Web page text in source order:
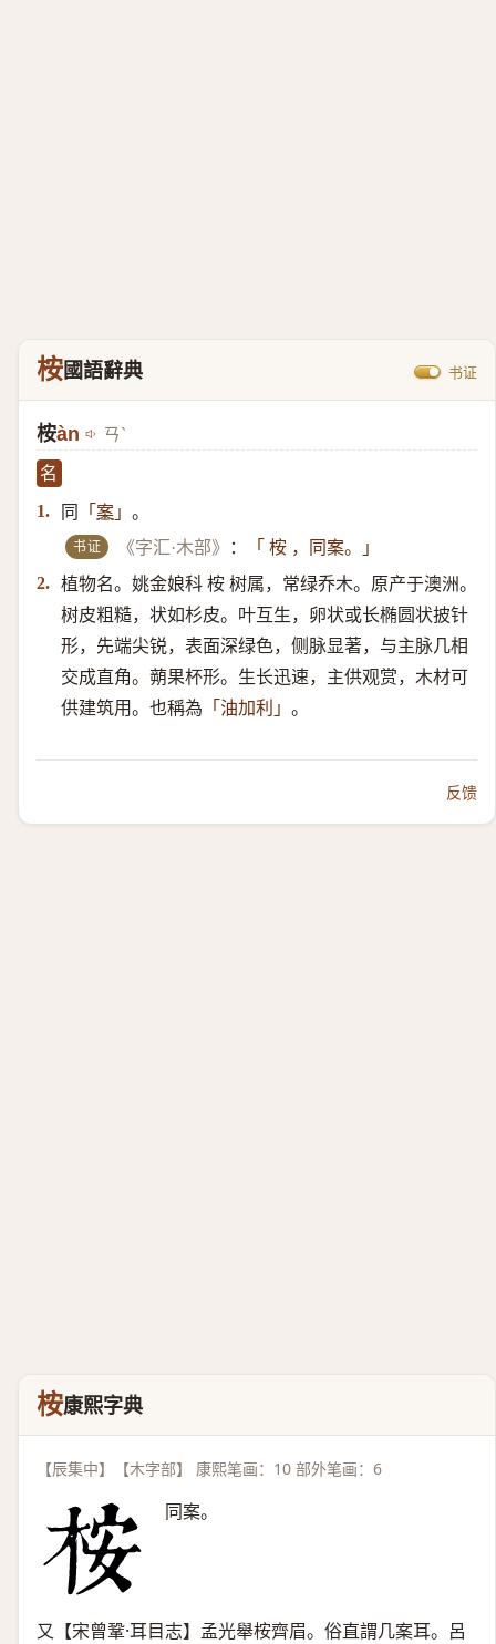
桉國語辭典 书证
桉àn ㄢˋ
名
1.
同 「 案 」 。
书证 《字汇·木部》 ：
「 桉 ，同案。」
2. 植物名。姚金娘科 桉 树属，常绿乔木。原产于澳洲。
树皮粗糙，状如杉皮。叶互生，卵状或长椭圆状披针
形，先端尖锐，表面深绿色，侧脉显著，与主脉几相
交成直角。蒴果杯形。生长迅速，主供观赏，木材可
供建筑用。也稱為 「油加利」 。
反馈
桉康熙字典
【辰集中】【木字部】 康熙笔画：10 部外笔画：6
同案。
又【宋曾鞏·耳目志】孟光舉桉齊眉。俗直謂几案耳。呂